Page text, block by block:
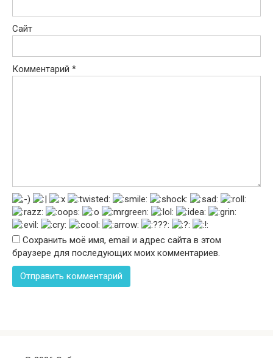
Сайт
Комментарий *
Сохранить моё имя, email и адрес сайта в этом
браузере для последующих моих комментариев.